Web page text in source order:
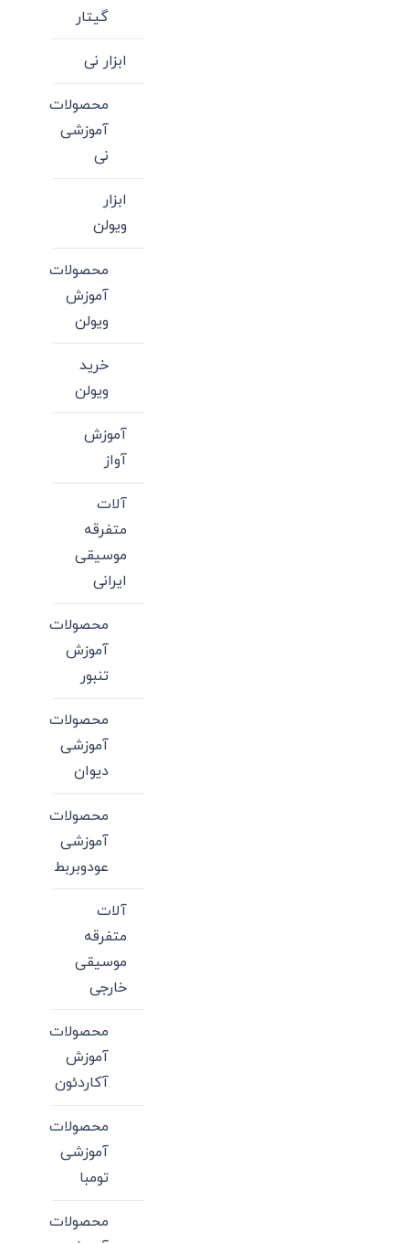
گیتار
ابزار نی
محصولات
آموزشی
نی
ابزار
ویولن
محصولات
آموزش
ویولن
خرید
ویولن
آموزش
آواز
آلات
متفرقه
موسیقی
ایرانی
محصولات
آموزش
تنبور
محصولات
آموزشی
دیوان
محصولات
آموزشی
عودوبربط
آلات
متفرقه
موسیقی
خارجی
محصولات
آموزش
آکاردئون
محصولات
آموزشی
تومبا
محصولات